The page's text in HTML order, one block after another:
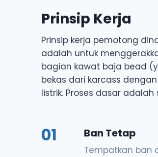
Prinsip Kerja
Prinsip kerja pemotong
adalah untuk
bagian kawat baja bead
bekas dari karcass
listrik. Proses dasar
01 Ban Tetap
Tempatkan ban